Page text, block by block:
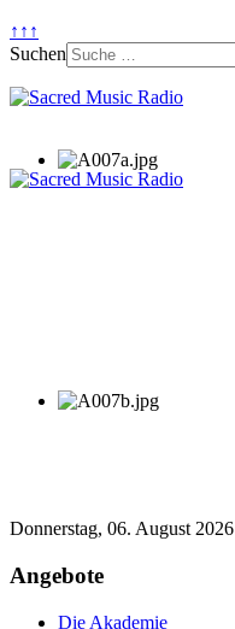
↑↑↑
Suchen
Donnerstag, 06. August 2026
Angebote
Die Akademie